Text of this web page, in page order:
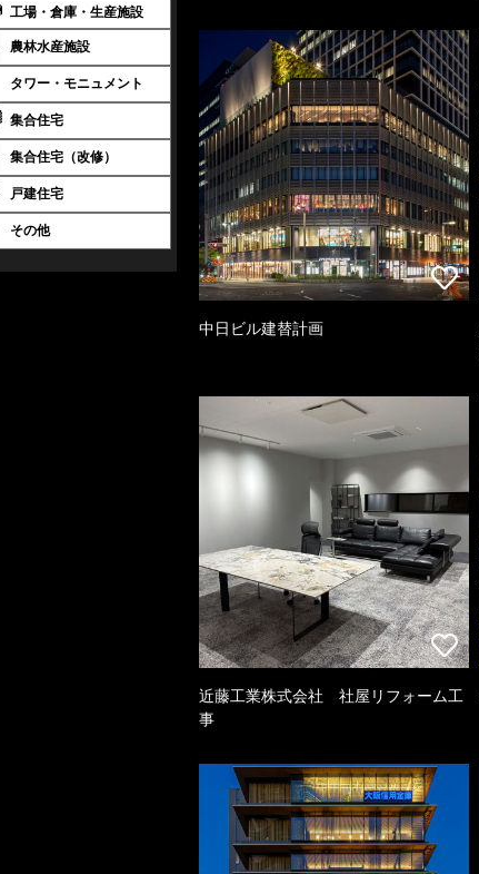
工場・倉庫・生産施設
農林水産施設
タワー・モニュメント
集合住宅
集合住宅（改修）
戸建住宅
その他
中日ビル建替計画
近藤工業株式会社 社屋リフォーム工
事